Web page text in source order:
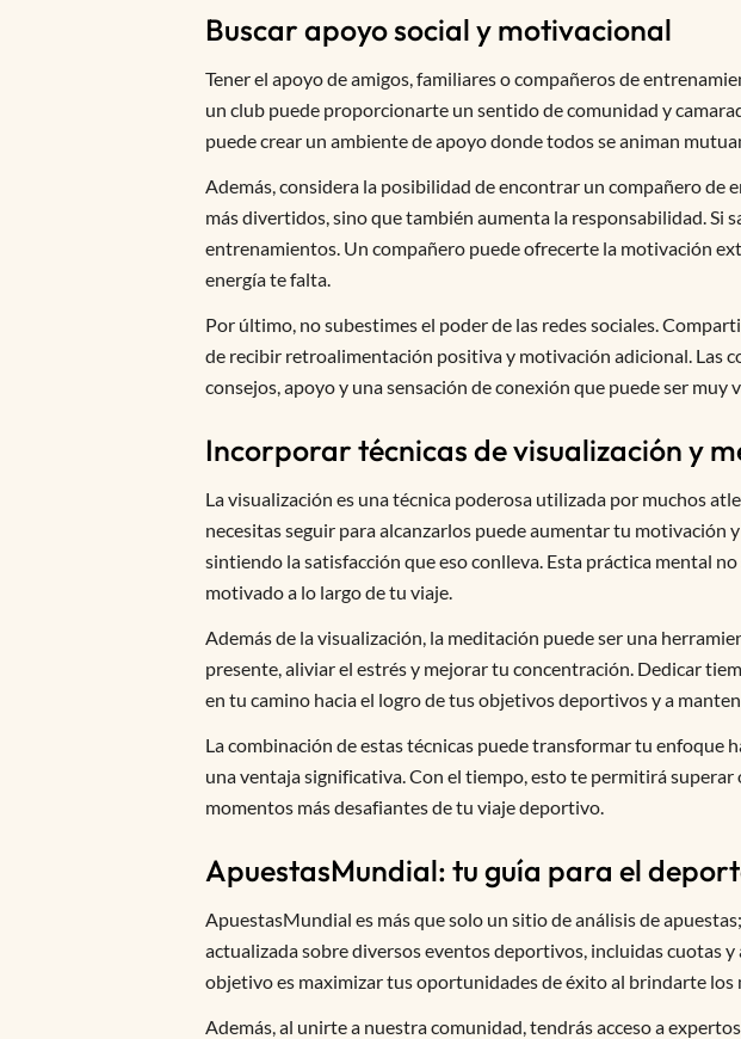
Buscar apoyo social y motivacional
Tener el apoyo de amigos, familiares o compañeros de
un club puede proporcionarte un sentido de comunidad y
puede crear un ambiente de apoyo donde todos se animan
Además, considera la posibilidad de encontrar un compañero
más divertidos, sino que también aumenta la responsabilidad. Si
entrenamientos. Un compañero puede ofrecerte la motivación
energía te falta.
Por último, no subestimes el poder de las redes sociales.
de recibir retroalimentación positiva y motivación adicional. Las
consejos, apoyo y una sensación de conexión que puede ser
Incorporar técnicas de visualización y
La visualización es una técnica poderosa utilizada por muchos
necesitas seguir para alcanzarlos puede aumentar tu motivación
sintiendo la satisfacción que eso conlleva. Esta práctica mental
motivado a lo largo de tu viaje.
Además de la visualización, la meditación puede ser una
presente, aliviar el estrés y mejorar tu concentración. Dedicar
en tu camino hacia el logro de tus objetivos deportivos y a
La combinación de estas técnicas puede transformar tu enfoque
una ventaja significativa. Con el tiempo, esto te permitirá
momentos más desafiantes de tu viaje deportivo.
ApuestasMundial: tu guía para el
ApuestasMundial es más que solo un sitio de análisis de
actualizada sobre diversos eventos deportivos, incluidas cuotas
objetivo es maximizar tus oportunidades de éxito al brindarte los
Además, al unirte a nuestra comunidad, tendrás acceso a